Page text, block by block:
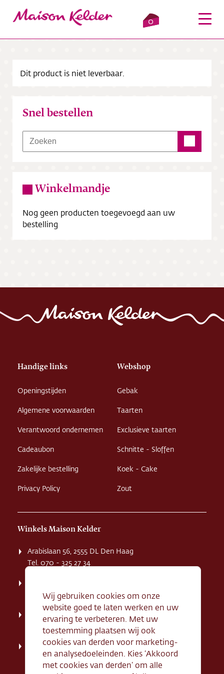
0
Verkooppunten
Bezorging
Contact
Dit product is niet leverbaar.
Snel bestellen
Winkelmandje
Nog geen producten toegevoegd aan uw
bestelling
Handige links
Openingstijden
Algemene voorwaarden
Verantwoord ondernemen
Cadeaubon
Zakelijke bestelling
Privacy Policy
Webshop
Gebak
Taarten
Exclusieve taarten
Schnitte - Sloffen
Koek - Cake
Zout
Winkels Maison Kelder
Arabislaan 56, 2555 DL Den Haag
Tel. 070 - 325 27 34
Tel. 070 - 324 94 09
Kerkstraat 71, 2242 HD Wassenaar
Tel. 070 - 517 95 07
Dorpsstraat 134, 2712 AN Zoetermeer
Tel. 079 - 316 78 95
Wij gebruiken cookies om onze
website goed te laten werken en uw
ervaring te verbeteren. Met uw
toestemming plaatsen wij ook
cookies van derden voor marketing-
en analysedoeleinden. Kies ‘Akkoord
met cookies van derden’ om alle